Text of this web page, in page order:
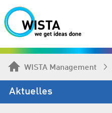
WISTA Management
Aktuelles